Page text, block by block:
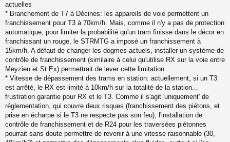
u
actuelles
* Branchement de T7 à Décines: les appareils de voie permettent un
franchissement pour T3 à 70km/h. Mais, comme il n'y a pas de protection
automatique, pour limiter la probabilité qu'un tram finisse dans le décor en
franchissant un rouge, le STRMTG a imposé un franchissement à
15km/h. A défaut de changer les dogmes actuels, installer un système de
contrôle de franchissement (similaire à celui qu'utilise RX sur la voie entre
Meyzieu et St Ex) permettrait de lever cette limitation.
* Vitesse de dépassement des trams en station: actuellement, si un T3
est arrêté, le RX est limité à 10km/h sur la totalité de la station...
frustration garantie pour RX et le T3. Comme il s'agit 'uniquement' de
réglementation, qui couvre deux risques (franchissement des piétons, et
prise en écharpe si le T3 ne respecte pas son feu), l'installation de
contrôle de franchissement et de R24 pour les traversées piétonnes
pourrait sans doute permettre de revenir à une vitesse raisonnable (30,